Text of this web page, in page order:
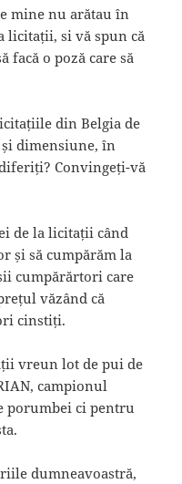
mine nu arătau în
licitații, si vă spun că
facă o poză care să
din Belgia de
și dimensiune, în
Convingeți-vă
de la licitații când
și să cumpărăm la
cumpărărtori care
văzând că
cinstiți.
vreun lot de pui de
campionul
porumbei ci pentru
dumneavoastră,